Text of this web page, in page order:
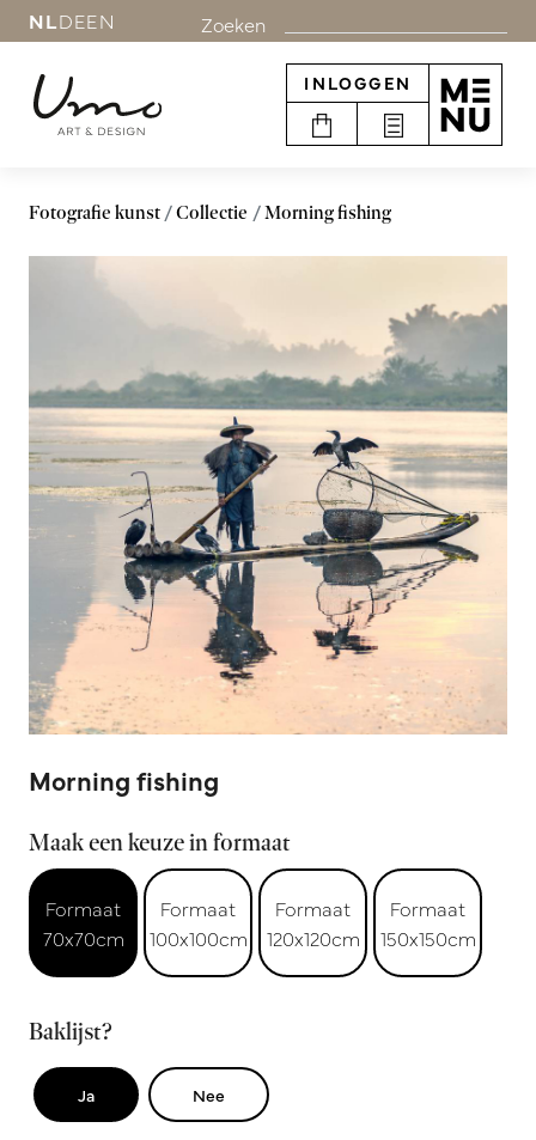
NLDEEN Zoeken
INLOGGEN
Fotografie kunst Collectie Morning fishing
Morning fishing
Maak een keuze in formaat
Formaat
70x70cm
Formaat
100x100cm
Formaat
120x120cm
Formaat
150x150cm
Baklijst?
Ja Nee